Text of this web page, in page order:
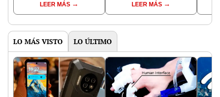
TikTokLEER MÁS LEER MÁS
LO MÁS VISTO LO ÚLTIMO